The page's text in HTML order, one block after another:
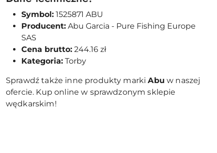
Symbol: 1525871 ABU
Producent: Abu Garcia - Pure Fishing Europe
SAS
Cena brutto: 244.16 zł
Kategoria: Torby
Sprawdź także inne produkty markiAbu w naszej
ofercie. Kup online w sprawdzonym sklepie
wędkarskim!